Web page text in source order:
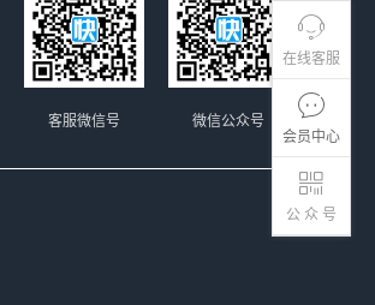
在线客服
会员中心
公 众 号
微信公众号
客服微信号